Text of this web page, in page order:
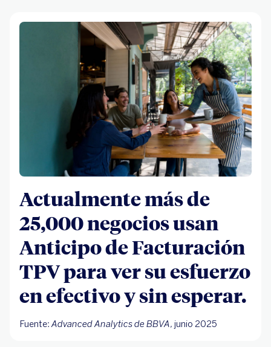
Actualmente más de
25,000 negocios usan
Anticipo de Facturación
TPV para ver su esfuerzo
en efectivo y sin esperar.
Fuente:Advanced Analytics de BBVA, junio 2025